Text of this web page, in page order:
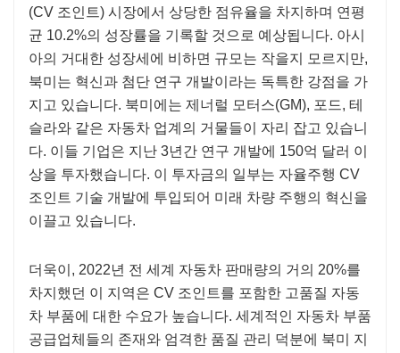
(CV 조인트) 시장에서 상당한 점유율을 차지하며 연평
균 10.2%의 성장률을 기록할 것으로 예상됩니다. 아시
아의 거대한 성장세에 비하면 규모는 작을지 모르지만,
북미는 혁신과 첨단 연구 개발이라는 독특한 강점을 가
지고 있습니다. 북미에는 제너럴 모터스(GM), 포드, 테
슬라와 같은 자동차 업계의 거물들이 자리 잡고 있습니
다. 이들 기업은 지난 3년간 연구 개발에 150억 달러 이
상을 투자했습니다. 이 투자금의 일부는 자율주행 CV
조인트 기술 개발에 투입되어 미래 차량 주행의 혁신을
이끌고 있습니다.
더욱이, 2022년 전 세계 자동차 판매량의 거의 20%를
차지했던 이 지역은 CV 조인트를 포함한 고품질 자동
차 부품에 대한 수요가 높습니다. 세계적인 자동차 부품
공급업체들의 존재와 엄격한 품질 관리 덕분에 북미 지